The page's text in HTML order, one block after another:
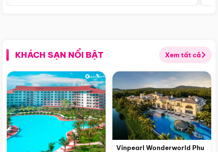
KHÁCH SẠN NỔI BẬT Xem tất cả
Vinpearl Wonderworld Phu